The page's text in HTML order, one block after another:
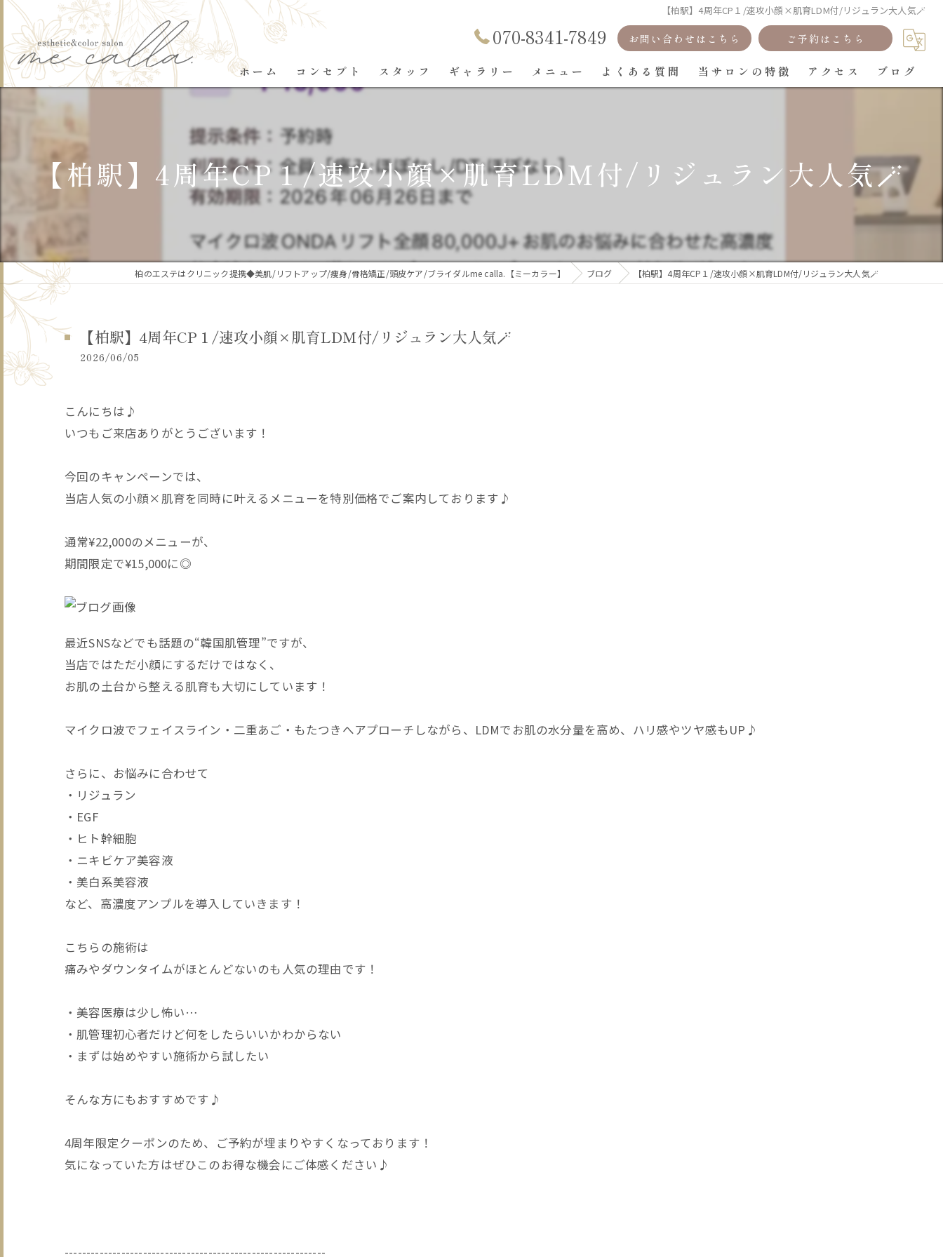
【柏駅】4周年CP１/速攻小顔×肌育LDM付/リジュラン大人気🪄
070-8341-7849 お問い合わせはこちら ご予約はこちら
ホーム コンセプト スタッフ ギャラリー メニュー よくある質問 当サロンの特徴
メンズ
骨格矯正
アクセス ブログ
【柏駅】4周年CP１/速攻小顔×肌育LDM付/リジュラン大人気🪄
柏のエステはクリニック提携◆美肌/リフトアップ/痩身/骨格矯正/頭皮ケア/ブライダルme calla.【ミーカラー】 ブログ 【柏駅】4周年CP１/速攻小顔×肌育LDM付/リジュラン大人気🪄
【柏駅】4周年CP１/速攻小顔×肌育LDM付/リジュラン大人気🪄
2026/06/05
こんにちは♪
いつもご来店ありがとうございます！
今回のキャンペーンでは、
当店人気の小顔×肌育を同時に叶えるメニューを特別価格でご案内しております♪
通常¥22,000のメニューが、
期間限定で¥15,000に◎
最近SNSなどでも話題の“韓国肌管理”ですが、
当店ではただ小顔にするだけではなく、
お肌の土台から整える肌育も大切にしています！
マイクロ波でフェイスライン・二重あご・もたつきへアプローチしながら、LDMでお肌の水分量を高め、ハリ感やツヤ感もUP♪
さらに、お悩みに合わせて
・リジュラン
・EGF
・ヒト幹細胞
・ニキビケア美容液
・美白系美容液
など、高濃度アンプルを導入していきます！
こちらの施術は
痛みやダウンタイムがほとんどないのも人気の理由です！
・美容医療は少し怖い…
・肌管理初心者だけど何をしたらいいかわからない
・まずは始めやすい施術から試したい
そんな方にもおすすめです♪
4周年限定クーポンのため、ご予約が埋まりやすくなっております！
気になっていた方はぜひこのお得な機会にご体感ください♪
------------------------------------------------------------